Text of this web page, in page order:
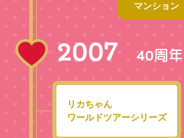
マンション
2007 40周年
リカちゃん
ワールドツアーシリーズ